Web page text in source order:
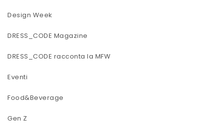
Design Week
DRESS_CODE Magazine
DRESS_CODE racconta la MFW
Eventi
Food&Beverage
Gen Z